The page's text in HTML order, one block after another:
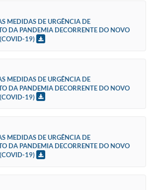
MEDIDAS DE URGÊNCIA DE
DA PANDEMIA DECORRENTE DO NOVO
19)
MEDIDAS DE URGÊNCIA DE
DA PANDEMIA DECORRENTE DO NOVO
19)
MEDIDAS DE URGÊNCIA DE
DA PANDEMIA DECORRENTE DO NOVO
19)